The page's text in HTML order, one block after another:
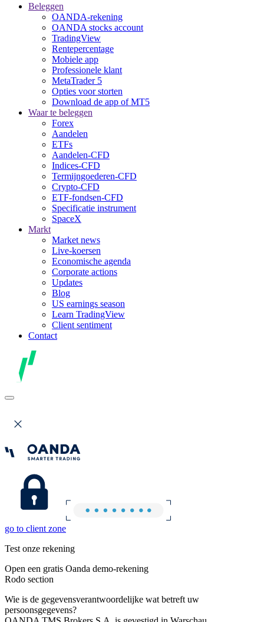
Beleggen
OANDA-rekening
OANDA stocks account
TradingView
Rentepercentage
Mobiele app
Professionele klant
MetaTrader 5
Opties voor storten
Download de app of MT5
Waar te beleggen
Forex
Aandelen
ETFs
Aandelen-CFD
Indices-CFD
Termijngoederen-CFD
Crypto-CFD
ETF-fondsen-CFD
Specificatie instrument
SpaceX
Markt
Market news
Live-koersen
Economische agenda
Corporate actions
Updates
Blog
US earnings season
Learn TradingView
Client sentiment
Contact
go to client zone
Test onze rekening
Open een gratis Oanda demo-rekening
Rodo section
Wie is de gegevensverantwoordelijke wat betreft uw
persoonsgegevens?